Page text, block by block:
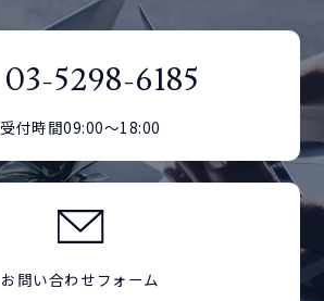
03-5298-6185
受付時間09:00～18:00
お問い合わせフォーム